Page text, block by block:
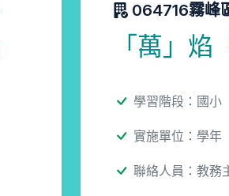
064716霧峰
「萬」焰
學習階段：國小
實施單位：學年
聯絡人員：教務